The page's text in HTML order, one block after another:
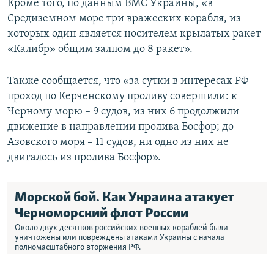
Кроме того, по данным ВМС Украины, «в
Средиземном море три вражеских корабля, из
которых один является носителем крылатых ракет
«Калибр» общим залпом до 8 ракет».
Также сообщается, что «за сутки в интересах РФ
проход по Керченскому проливу совершили: к
Черному морю – 9 судов, из них 6 продолжили
движение в направлении пролива Босфор; до
Азовского моря – 11 судов, ни одно из них не
двигалось из пролива Босфор».